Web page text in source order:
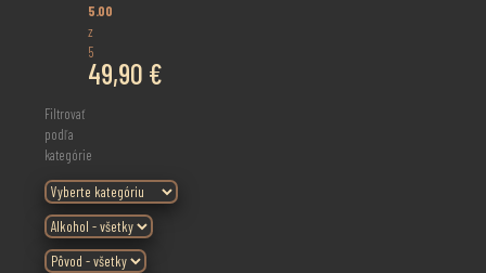
5.00
z
5
49,90 €
Filtrovať
podľa
kategórie